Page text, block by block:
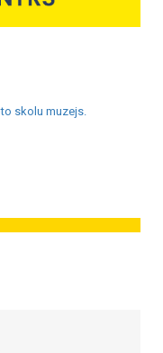
skolu muzejs.